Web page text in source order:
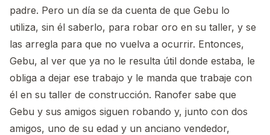
padre. Pero un día se da cuenta de que Gebu lo
utiliza, sin él saberlo, para robar oro en su taller, y se
las arregla para que no vuelva a ocurrir. Entonces,
Gebu, al ver que ya no le resulta útil donde estaba, le
obliga a dejar ese trabajo y le manda que trabaje con
él en su taller de construcción. Ranofer sabe que
Gebu y sus amigos siguen robando y, junto con dos
amigos, uno de su edad y un anciano vendedor,